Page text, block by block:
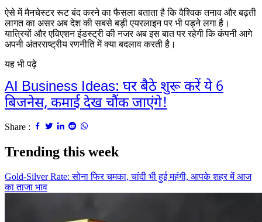
ऐसे में मैनचेस्टर रूट बंद करने का फैसला बताता है कि वैश्विक तनाव और बढ़ती
लागत का असर अब देश की सबसे बड़ी एयरलाइन पर भी पड़ने लगा है।
यात्रियों और एविएशन इंडस्ट्री की नजर अब इस बात पर रहेगी कि कंपनी आगे
अपनी अंतरराष्ट्रीय रणनीति में क्या बदलाव करती है।
यह भी पढ़े
AI Business Ideas: घर बैठे शुरू करें ये 6
बिजनेस, कमाई देख चौंक जाएंगे!
Share :
Trending this week
Gold-Silver Rate: सोना फिर चमका, चांदी भी हुई महंगी, आपके शहर में आज
का ताजा भाव